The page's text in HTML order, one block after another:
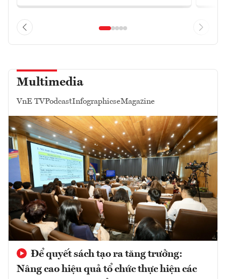
Multimedia
VnE TVPodcastInfographicseMagazine
Để quyết sách tạo ra tăng trưởng:
Nâng cao hiệu quả tổ chức thực hiện các